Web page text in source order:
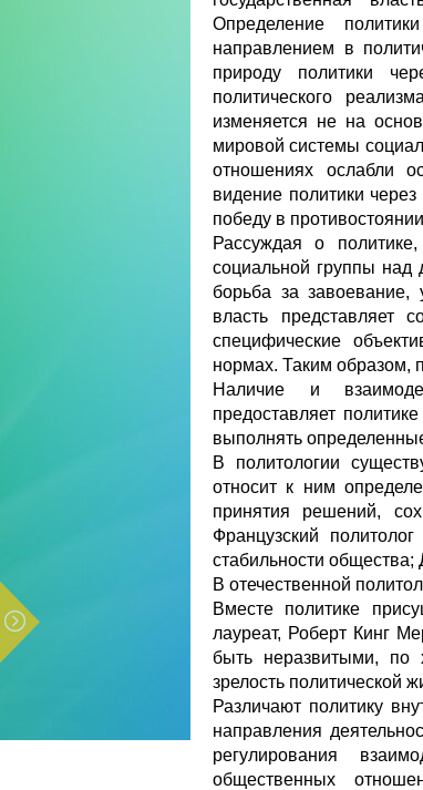
Определение
направлением в
природу политики
политического
изменяется не на
мировой системы
отношениях ослабли
видение политики
победу в
Рассуждая о
социальной группы над
борьба за завоевание,
власть представляет
специфические
нормах. Таким образом,
Наличие и
предоставляет
выполнять
В политологии
относит к ним
принятия решений,
Французский
стабильности
В отечественной
Вместе политике
лауреат, Роберт Кинг
быть неразвитыми, по
зрелость политической
Различают политику
направления
регулирования
общественных